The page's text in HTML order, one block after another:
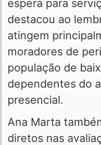
espera para
destacou ao
atingem
moradores de
população de
dependentes do
presencial.
Ana Marta
diretos nas